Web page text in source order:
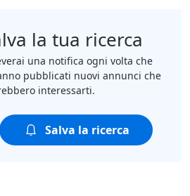
la tua ricerca
una notifica ogni volta che
pubblicati nuovi annunci che
interessarti.
Salva la ricerca